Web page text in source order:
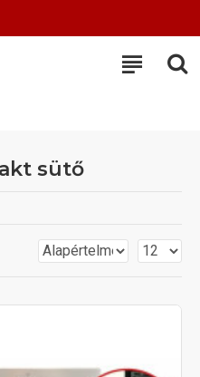
sütő